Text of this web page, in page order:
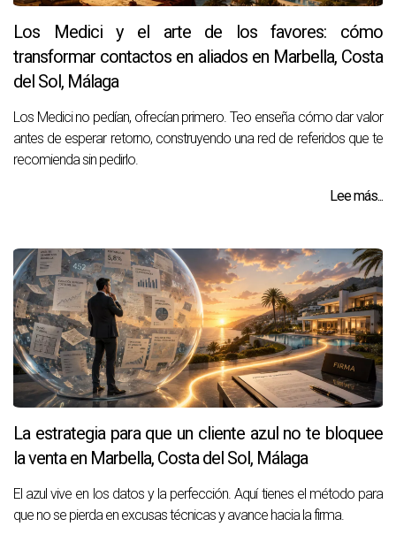
Los Medici y el arte de los favores: cómo
transformar contactos en aliados en Marbella, Costa
del Sol, Málaga
Los Medici no pedían, ofrecían primero. Teo enseña cómo dar valor
antes de esperar retorno, construyendo una red de referidos que te
recomienda sin pedirlo.
Lee más...
La estrategia para que un cliente azul no te bloquee
la venta en Marbella, Costa del Sol, Málaga
El azul vive en los datos y la perfección. Aquí tienes el método para
que no se pierda en excusas técnicas y avance hacia la firma.